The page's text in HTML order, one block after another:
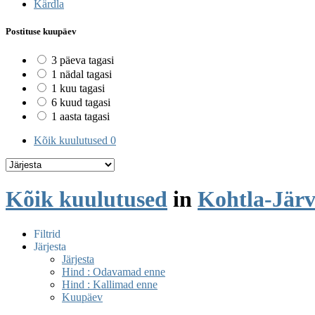
Kärdla
Postituse kuupäev
3 päeva tagasi
1 nädal tagasi
1 kuu tagasi
6 kuud tagasi
1 aasta tagasi
Kõik kuulutused 0
Kõik kuulutused in Kohtla-
Filtrid
Järjesta
Järjesta
Hind : Odavamad enne
Hind : Kallimad enne
Kuupäev